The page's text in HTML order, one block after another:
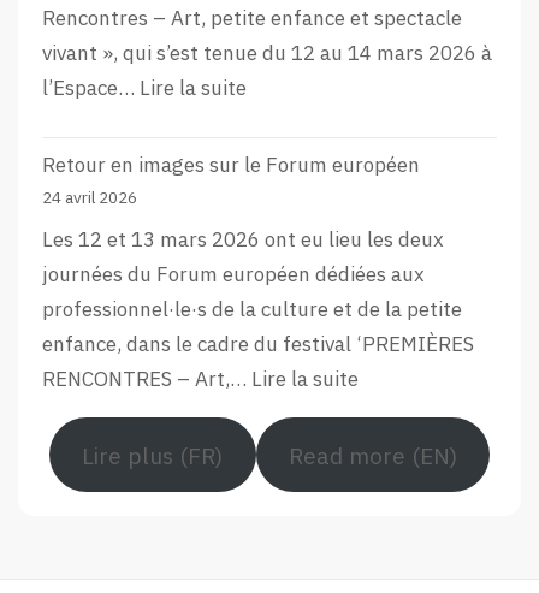
Rencontres – Art, petite enfance et spectacle
vivant », qui s’est tenue du 12 au 14 mars 2026 à
l’Espace… Lire la suite
de
12e
édition
Forum
Européen
Retour en images sur le Forum européen
24 avril 2026
Les 12 et 13 mars 2026 ont eu lieu les deux
journées du Forum européen dédiées aux
professionnel·le·s de la culture et de la petite
enfance, dans le cadre du festival ‘PREMIÈRES
RENCONTRES – Art,… Lire la suite
Retour
en
Lire plus (FR) Read more (EN)